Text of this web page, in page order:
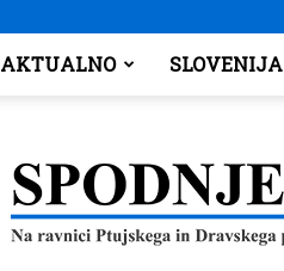
AKTUALNO SLOVENIJA